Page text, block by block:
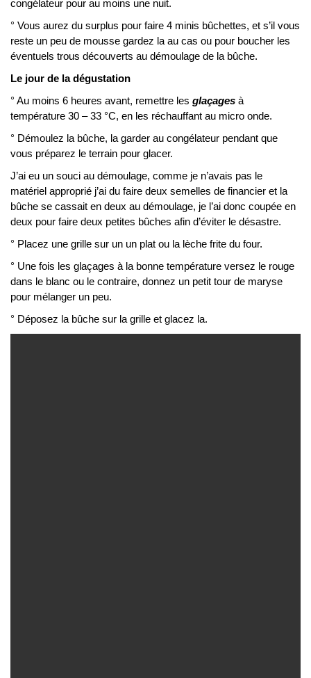
congélateur pour au moins une nuit.
° Vous aurez du surplus pour faire 4 minis bûchettes, et s’il vous
reste un peu de mousse gardez la au cas ou pour boucher les
éventuels trous découverts au démoulage de la bûche.
Le jour de la dégustation
° Au moins 6 heures avant, remettre les glaçages à
température 30 – 33 °C, en les réchauffant au micro onde.
° Démoulez la bûche, la garder au congélateur pendant que
vous préparez le terrain pour glacer.
J’ai eu un souci au démoulage, comme je n’avais pas le
matériel approprié j’ai du faire deux semelles de financier et la
bûche se cassait en deux au démoulage, je l’ai donc coupée en
deux pour faire deux petites bûches afin d’éviter le désastre.
° Placez une grille sur un un plat ou la lèche frite du four.
° Une fois les glaçages à la bonne température versez le rouge
dans le blanc ou le contraire, donnez un petit tour de maryse
pour mélanger un peu.
° Déposez la bûche sur la grille et glacez la.